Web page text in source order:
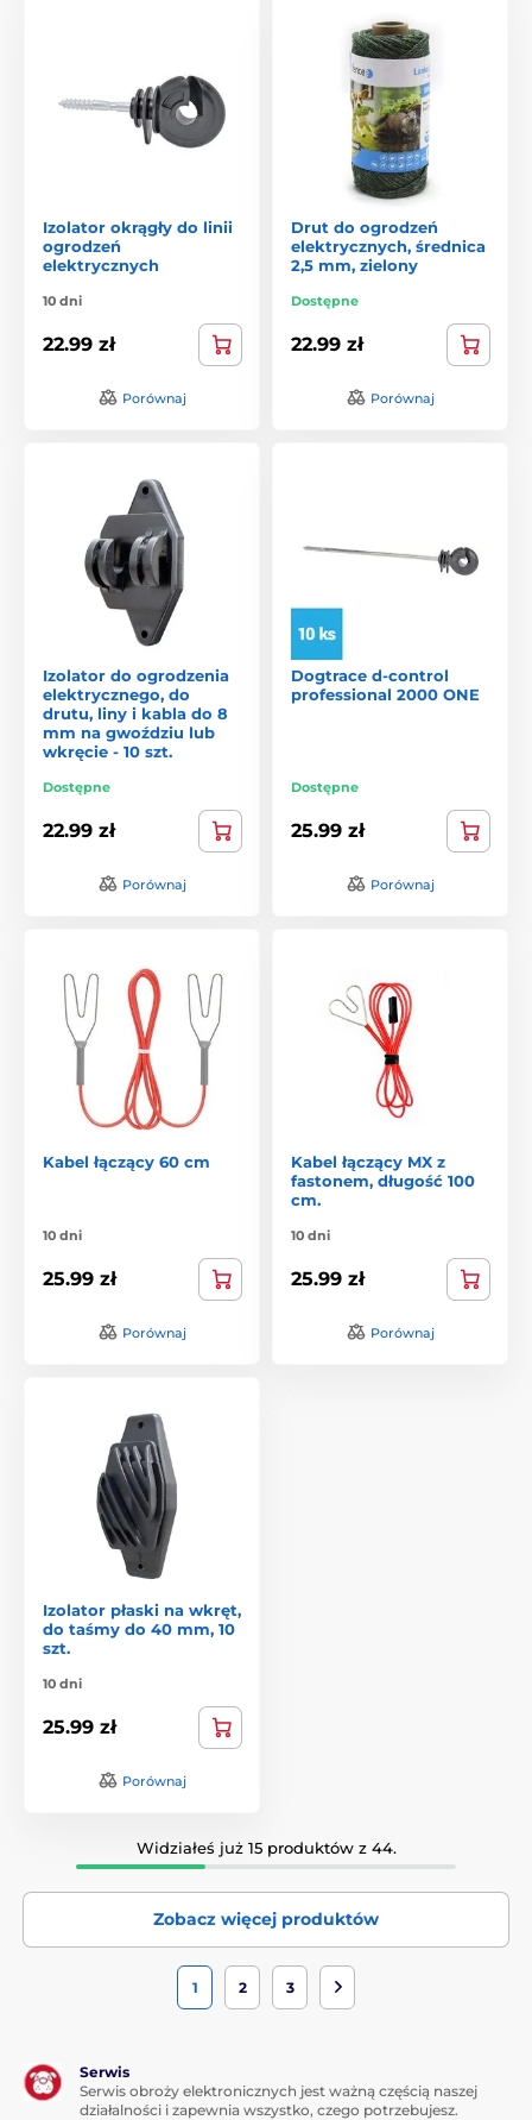
Izolator okrągły do linii
ogrodzeń
elektrycznych
10 dni
22.99 zł
Porównaj
Drut do ogrodzeń
elektrycznych, średnica
2,5 mm, zielony
Dostępne
22.99 zł
Porównaj
Izolator do ogrodzenia
elektrycznego, do
drutu, liny i kabla do 8
mm na gwoździu lub
wkręcie - 10 szt.
Dostępne
22.99 zł
Porównaj
Dogtrace d-control
professional 2000 ONE
Dostępne
25.99 zł
Porównaj
Kabel łączący 60 cm
10 dni
25.99 zł
Porównaj
Kabel łączący MX z
fastonem, długość 100
cm.
10 dni
25.99 zł
Porównaj
Izolator płaski na wkręt,
do taśmy do 40 mm, 10
szt.
10 dni
25.99 zł
Porównaj
Widziałeś już 15 produktów z 44.
Zobacz więcej produktów
1 2 3
Serwis
Serwis obroży elektronicznych jest ważną częścią naszej
działalności i zapewnia wszystko, czego potrzebujesz.